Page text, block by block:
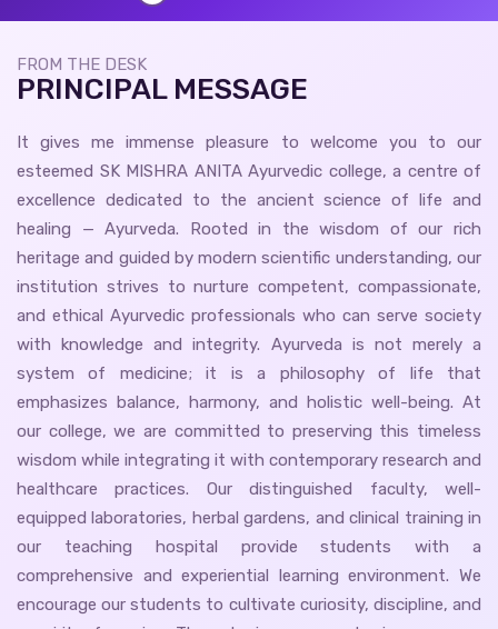
FROM THE DESK
PRINCIPAL MESSAGE
It gives me immense pleasure to welcome you to our
esteemed SK MISHRA ANITA Ayurvedic college, a centre of
excellence dedicated to the ancient science of life and
healing — Ayurveda. Rooted in the wisdom of our rich
heritage and guided by modern scientific understanding, our
institution strives to nurture competent, compassionate,
and ethical Ayurvedic professionals who can serve society
with knowledge and integrity. Ayurveda is not merely a
system of medicine; it is a philosophy of life that
emphasizes balance, harmony, and holistic well-being. At
our college, we are committed to preserving this timeless
wisdom while integrating it with contemporary research and
healthcare practices. Our distinguished faculty, well-
equipped laboratories, herbal gardens, and clinical training in
our teaching hospital provide students with a
comprehensive and experiential learning environment. We
encourage our students to cultivate curiosity, discipline, and